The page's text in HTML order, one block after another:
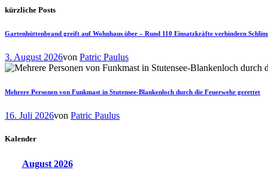
kürzliche Posts
Gartenhüttenbrand greift auf Wohnhaus über – Rund 110 Einsatzkräfte verhindern
3. August 2026von Patric Paulus
Mehrere Personen von Funkmast in Stutensee-Blankenloch durch die Feuerwehr gerettet
16. Juli 2026von Patric Paulus
Kalender
August2026